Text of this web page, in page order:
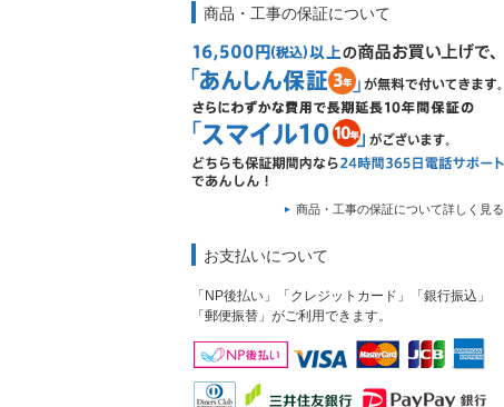
商品・工事の保証について
商品・工事の保証について詳しく見る
お支払いについて
「NP後払い」「クレジットカード」「銀行振込」
「郵便振替」がご利用できます。